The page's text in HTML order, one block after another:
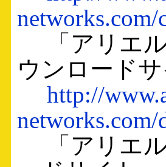
networks.com/
「アリエル
ウンロード
http://
「アリエル